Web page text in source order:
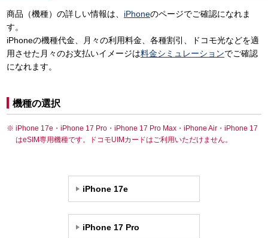
商品（機種）の詳しい情報は、 iPhoneのページでご確認になれま
す。
iPhoneの機種代金、月々の利用料金、各種割引、ドコモ光などを適
用させた月々のお支払いイメージは料金シミュレーションでご確認
になれます。
機種の選択
iPhone 17e・iPhone 17 Pro・iPhone 17 Pro Max・iPhone Air・iPhone 17
はeSIM専用機種です。ドコモUIMカードはご利用いただけません。
iPhone 17e
iPhone 17 Pro